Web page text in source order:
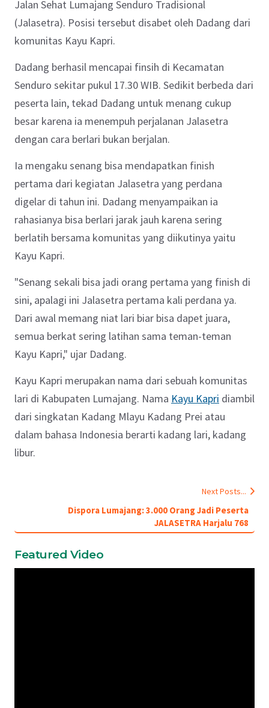
Jalan Sehat Lumajang Senduro Tradisional
(Jalasetra). Posisi tersebut disabet oleh Dadang dari
komunitas Kayu Kapri.
Dadang berhasil mencapai finsih di Kecamatan
Senduro sekitar pukul 17.30 WIB. Sedikit berbeda dari
peserta lain, tekad Dadang untuk menang cukup
besar karena ia menempuh perjalanan Jalasetra
dengan cara berlari bukan berjalan.
Ia mengaku senang bisa mendapatkan finish
pertama dari kegiatan Jalasetra yang perdana
digelar di tahun ini. Dadang menyampaikan ia
rahasianya bisa berlari jarak jauh karena sering
berlatih bersama komunitas yang diikutinya yaitu
Kayu Kapri.
"Senang sekali bisa jadi orang pertama yang finish di
sini, apalagi ini Jalasetra pertama kali perdana ya.
Dari awal memang niat lari biar bisa dapet juara,
semua berkat sering latihan sama teman-teman
Kayu Kapri," ujar Dadang.
Kayu Kapri merupakan nama dari sebuah komunitas
lari di Kabupaten Lumajang. Nama Kayu Kapri diambil
dari singkatan Kadang Mlayu Kadang Prei atau
dalam bahasa Indonesia berarti kadang lari, kadang
libur.
Next Posts...
Dispora Lumajang: 3.000 Orang Jadi Peserta
JALASETRA Harjalu 768
Featured Video